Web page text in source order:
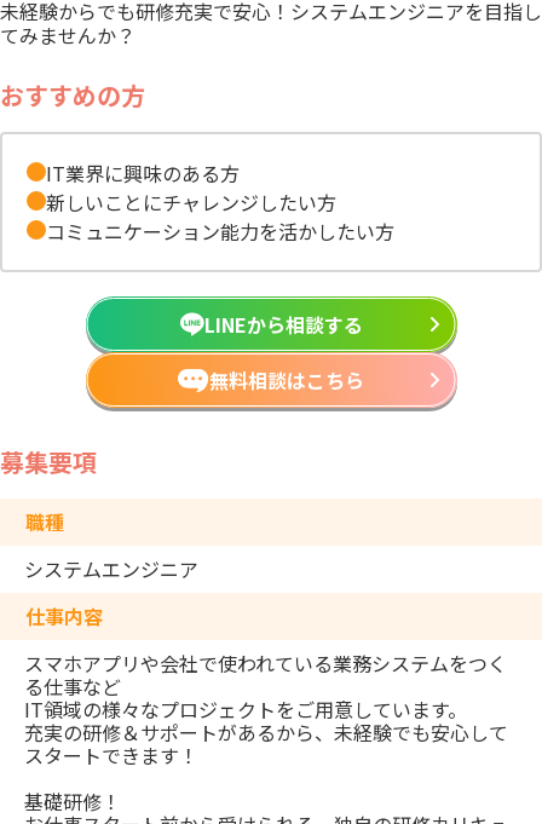
未経験からでも研修充実で安心！システムエンジニアを目指し
てみませんか？
おすすめの方
IT業界に興味のある方
新しいことにチャレンジしたい方
コミュニケーション能力を活かしたい方
LINEから相談する
無料相談はこちら
募集要項
職種
システムエンジニア
仕事内容
スマホアプリや会社で使われている業務システムをつく
る仕事など
IT領域の様々なプロジェクトをご用意しています。
充実の研修＆サポートがあるから、未経験でも安心して
スタートできます！
基礎研修！